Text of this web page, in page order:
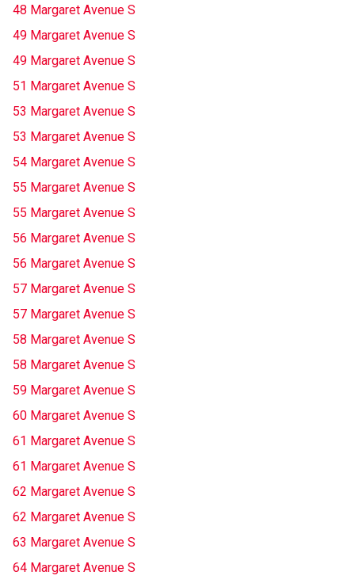
48 Margaret Avenue S
49 Margaret Avenue S
49 Margaret Avenue S
51 Margaret Avenue S
53 Margaret Avenue S
53 Margaret Avenue S
54 Margaret Avenue S
55 Margaret Avenue S
55 Margaret Avenue S
56 Margaret Avenue S
56 Margaret Avenue S
57 Margaret Avenue S
57 Margaret Avenue S
58 Margaret Avenue S
58 Margaret Avenue S
59 Margaret Avenue S
60 Margaret Avenue S
61 Margaret Avenue S
61 Margaret Avenue S
62 Margaret Avenue S
62 Margaret Avenue S
63 Margaret Avenue S
64 Margaret Avenue S